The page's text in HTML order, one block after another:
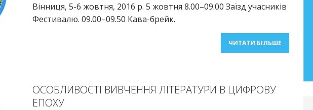
Вінниця, 5-6 жовтня, 2016 р. 5 жовтня 8.00–09.00 Заїзд учасників
Фестивалю. 09.00–09.50 Кава-брейк.
ЧИТАТИ БІЛЬШЕ
ОСОБЛИВОСТІ ВИВЧЕННЯ ЛІТЕРАТУРИ В ЦИФРОВУ
ЕПОХУ
лабораторії літературної освіти
Інституту педагогіки НАПН України
Фасолі Анатолія Миколайовича (2000
– 2019 рр.) Розділ І. Автореферат та